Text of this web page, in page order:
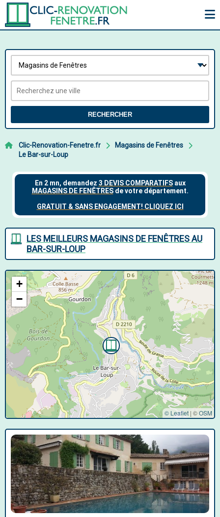
RECHERCHER
Clic-Renovation-Fenetre.fr
Magasins de Fenêtres
Le Bar-sur-Loup
LES MEILLEURS MAGASINS DE FENÊTRES AU
BAR-SUR-LOUP
+
−
© Leaflet | ©OSM